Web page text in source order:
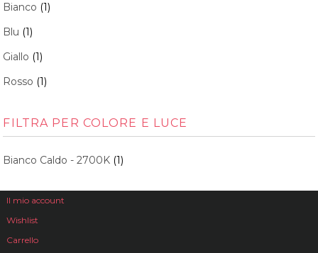
Bianco (1)
Blu (1)
Giallo (1)
Rosso (1)
FILTRA PER COLORE E LUCE
Bianco Caldo - 2700K (1)
Il mio account
Wishlist
Carrello